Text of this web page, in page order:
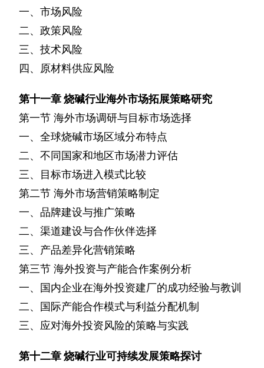
一、市场风险
二、政策风险
三、技术风险
四、原材料供应风险
第十一章烧碱行业海外市场拓展策略研究
第一节 海外市场调研与目标市场选择
一、全球烧碱市场区域分布特点
二、不同国家和地区市场潜力评估
三、目标市场进入模式比较
第二节 海外市场营销策略制定
一、品牌建设与推广策略
二、渠道建设与合作伙伴选择
三、产品差异化营销策略
第三节 海外投资与产能合作案例分析
一、国内企业在海外投资建厂的成功经验与教训
二、国际产能合作模式与利益分配机制
三、应对海外投资风险的策略与实践
第十二章烧碱行业可持续发展策略探讨